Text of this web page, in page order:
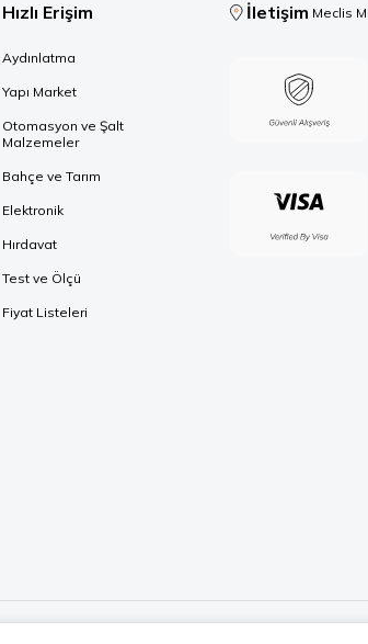
Hızlı Erişim
Aydınlatma
Yapı Market
Otomasyon ve Şalt
Malzemeler
Bahçe ve Tarım
Elektronik
Hırdavat
Test ve Ölçü
Fiyat Listeleri
İletişim Meclis